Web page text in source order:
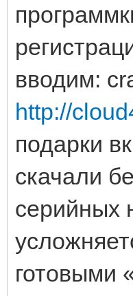
вводим:
http://
подарки
скачали
серийных
готовыми